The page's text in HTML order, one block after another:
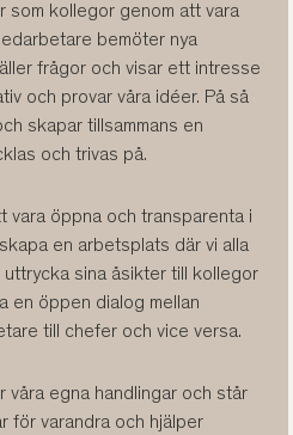
som kollegor genom att vara
bemöter nya
frågor och visar ett intresse
och provar våra idéer. På så
skapar tillsammans en
och trivas på.
vara öppna och transparenta i
en arbetsplats där vi alla
sina åsikter till kollegor
en öppen dialog mellan
till chefer och vice versa.
våra egna handlingar och står
för varandra och hjälper